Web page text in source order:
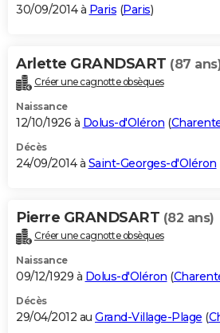
30/09/2014 à Paris (Paris)
Arlette GRANDSART (87
Créer une cagnotte obsèques
Naissance
12/10/1926 à Dolus-d'Oléron (
Décès
24/09/2014 à Saint-Georges-d'Oléron
Pierre GRANDSART (82 ans)
Créer une cagnotte obsèques
Naissance
09/12/1929 à Dolus-d'Oléron (
Décès
29/04/2012 au Grand-Village-Plage (